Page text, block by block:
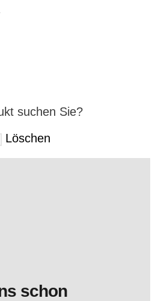
suchen Sie?
Löschen
schon